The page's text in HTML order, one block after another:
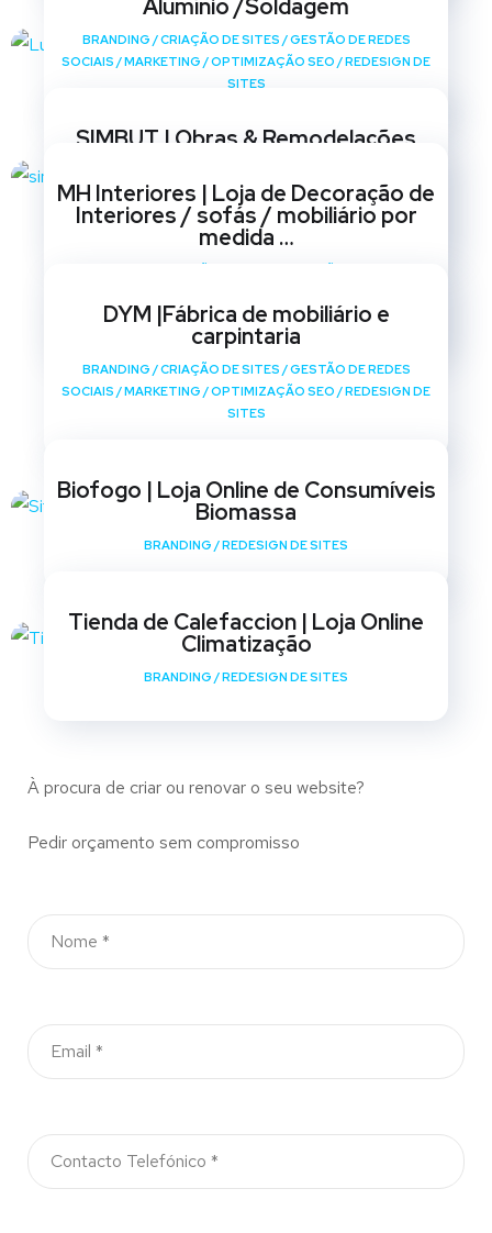
Alumínio /Soldagem
BRANDING /CRIAÇÃO DE SITES /GESTÃO DE REDES
SOCIAIS /MARKETING /OPTIMIZAÇÃO SEO /REDESIGN DE
SITES
SIMBUT | Obras & Remodelações
SOCIAIS /MARKETING OPTIMIZAÇÃO SEO/ REDESIGN DE
SITES
MH Interiores | Loja de Decoração de
Interiores / sofás / mobiliário por
medida …
SITES
DYM |Fábrica de mobiliário e
carpintaria
BRANDING /CRIAÇÃO DE SITES /GESTÃO DE REDES
SOCIAIS /MARKETING /OPTIMIZAÇÃO SEO /REDESIGN DE
SITES
Biofogo | Loja Online de Consumíveis
Biomassa
BRANDING /REDESIGN DE SITES
Tienda de Calefaccion | Loja Online
Climatização
BRANDING /REDESIGN DE SITES
À procura de criar ou renovar o seu website?
Pedir orçamento sem compromisso